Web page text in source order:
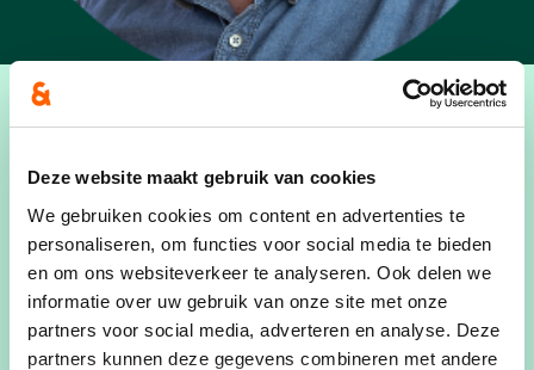
Deze website maakt gebruik van cookies
We gebruiken cookies om content en advertenties te
personaliseren, om functies voor social media te bieden
en om ons websiteverkeer te analyseren. Ook delen we
informatie over uw gebruik van onze site met onze
partners voor social media, adverteren en analyse. Deze
partners kunnen deze gegevens combineren met andere
Dirk en ben zorgzaam en betrokken, thuis, op mijn
werk in de seniorenzorg bij het Zorgbedrijf
Antwerpen, in de buurt en in onze stad Herentals.
Als kind droomde ik ervan om in de Kempen te
wonen, en die droom heb ik kunnen waarmaken.